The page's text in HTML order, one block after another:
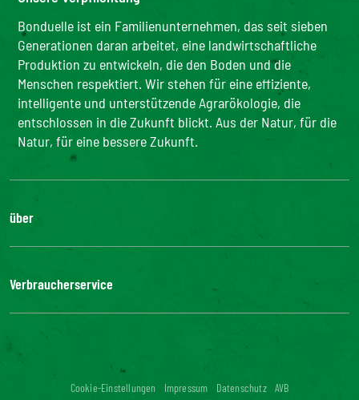
Bonduelle ist ein Familienunternehmen, das seit sieben
Generationen daran arbeitet, eine landwirtschaftliche
Produktion zu entwickeln, die den Boden und die
Menschen respektiert. Wir stehen für eine effiziente,
intelligente und unterstützende Agrarökologie, die
entschlossen in die Zukunft blickt. Aus der Natur, für die
Natur, für eine bessere Zukunft.
über
Die Gruppe
Bonduelle-Stiftung
Verbraucherservice
FAQ
Kontakt
Cookie-Einstellungen Impressum Datenschutz AVB